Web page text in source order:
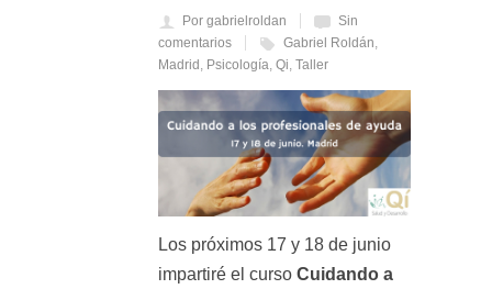
Por gabrielroldan
Sin
comentarios
Gabriel Roldán,
Madrid , Psicología, Qi, Taller
Los próximos 17 y 18 de junio
impartiré el curso Cuidando a